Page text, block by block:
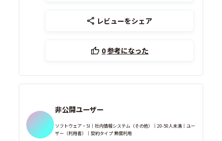
レビューをシェア
0参考になった
非公開ユーザー
ソフトウェア・SI｜社内情報システム（その他）｜20-50人未満｜ユー
ザー（利用者）｜契約タイプ 無償利用